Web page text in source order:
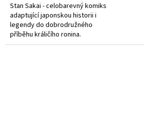
Stan Sakai - celobarevný komiks
adaptující japonskou historii i
legendy do dobrodružného
příběhu králičího ronina.